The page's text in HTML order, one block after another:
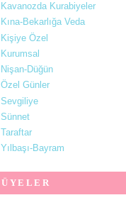
Kavanozda Kurabiyeler
Kına-Bekarlığa Veda
Kişiye Özel
Kurumsal
Nişan-Düğün
Özel Günler
Sevgiliye
Sünnet
Taraftar
Yılbaşı-Bayram
ÜYELER